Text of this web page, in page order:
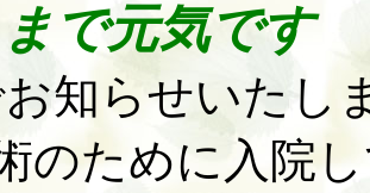
で元気です
知らせいたし
のために入院